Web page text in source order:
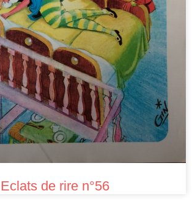
Eclats de rire n°56